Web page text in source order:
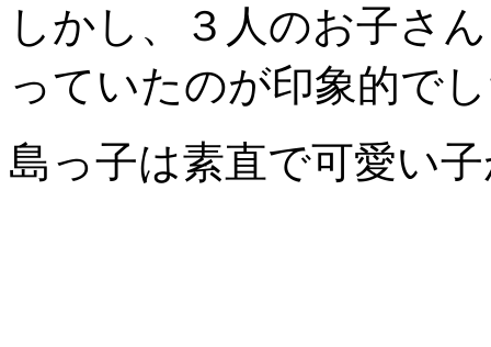
しかし、３人のお子さ
っていたのが印象的で
島っ子は素直で可愛い